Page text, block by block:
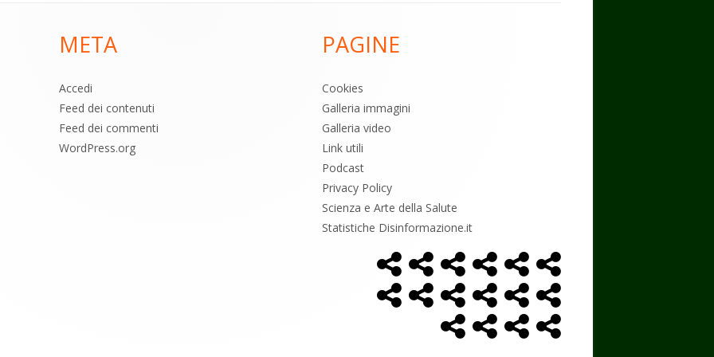
META
Accedi
Feed dei contenuti
Feed dei commenti
WordPress.org
PAGINE
Cookies
Galleria immagini
Galleria video
Link utili
Podcast
Privacy Policy
Scienza e Arte della Salute
Statistiche Disinformazione.it
Menù
social
link
Home
Page
Alimentazione
AmbienteBambiniBiodecodifica
Cancro
ControlloEconomiaEsoterismo
FarmaciMassoneria
NWO
PoliticaSaluteStoriaPodcast